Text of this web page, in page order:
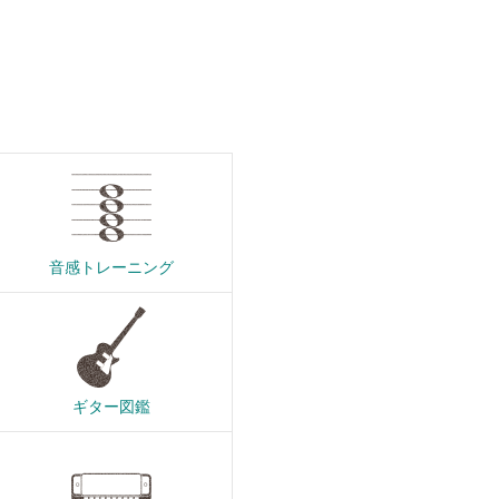
音感トレーニング
ギター図鑑